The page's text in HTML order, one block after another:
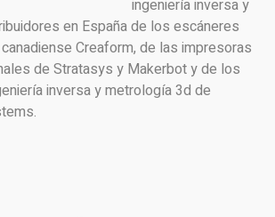
ingeniería inversa y
en España de los escáneres
Creaform, de las impresoras
de Stratasys y Makerbot y de los
inversa y metrología 3d de